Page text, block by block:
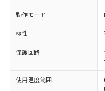
動作モード
極性
保護回路
使用温度範囲
対応済み：EU
非含有に対応した
す。